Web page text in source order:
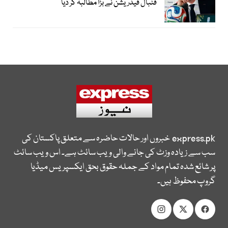
فٹبال فیڈریشن نے بڑا مطالبہ کر دیا
express.pkخبروں اور حالات حاضرہ سے متعلق پاکستان کی
سب سے زیادہ وزٹ کی جانے والی ویب سائٹ ہے۔ اس ویب سائٹ
پر شائع شدہ تمام مواد کے جملہ حقوق بحق ایکسپریس میڈیا
گروپ محفوظ ہیں۔